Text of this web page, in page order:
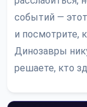
событий — этот
и посмотрите,
Динозавры
решаете, кто